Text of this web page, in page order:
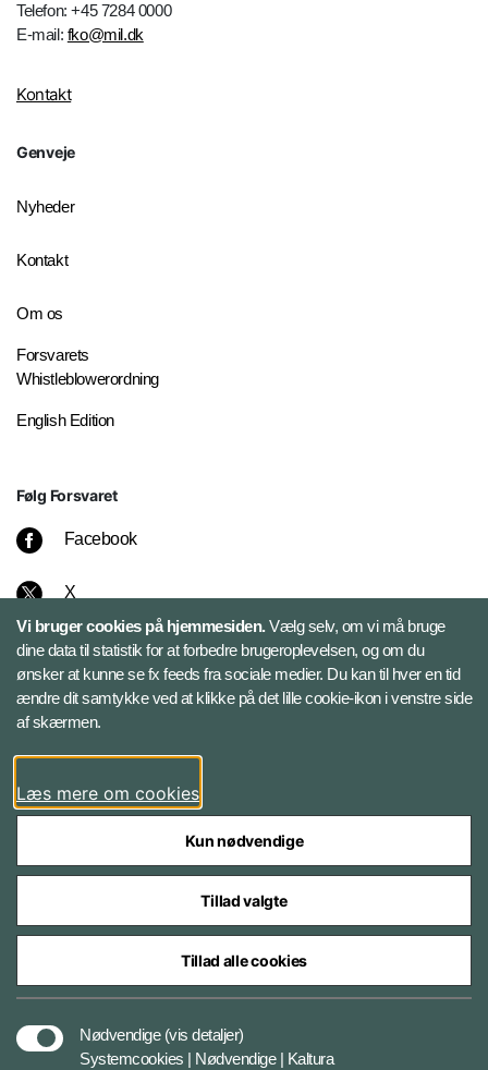
Telefon: +45 7284 0000
E-mail: fko@mil.dk
Kontakt
Genveje
Nyheder
Kontakt
Om os
Forsvarets
Whistleblowerordning
English Edition
Følg Forsvaret
Facebook
X
Instagram
Bluesky
LinkedIn
Styrelser og myndigheder under Forsvarsministeriet
Vi bruger cookies på hjemmesiden.Vælg selv, om vi må bruge
dine data til statistik for at forbedre brugeroplevelsen, og om du
ønsker at kunne se fx feeds fra sociale medier. Du kan til hver en tid
ændre dit samtykke ved at klikke på det lille cookie-ikon i venstre side
af skærmen.
Læs mere om cookies
Kun nødvendige
Tillad valgte
Tillad alle cookies
Nødvendige (vis detaljer)
Systemcookies | Nødvendige | Kaltura